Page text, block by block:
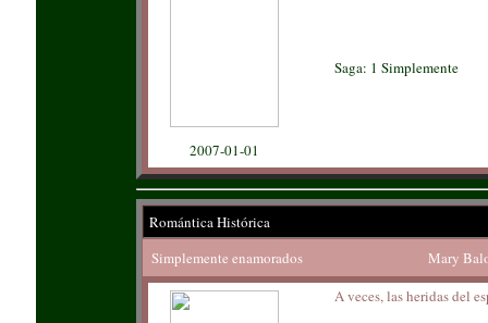
2007-01-01
Saga: 1 Simplemente
Romántica Histórica
Simplemente enamorados
Mary
A veces, las heridas del